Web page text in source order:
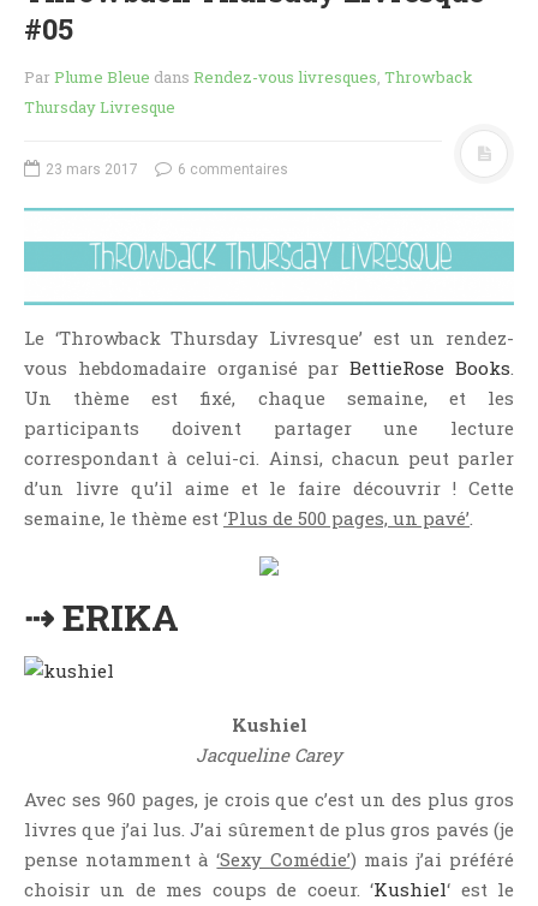
MES CRITIQUES
MES ARTICLES
RENDEZ-VOUS LIVRESQUES
SWAPS & CHALLENGES
LES TAGS
QUI SOMMES-NOUS ?
CONCOURS
LIENS
CONTACT
Articles D'Erika
Bande Dessinée
Bibliothèque De A À Z
Bilan
#05
ParPlume Bleue dans Rendez-vous livresques, Throwback
Thursday Livresque
23 mars 2017 6 commentaires
Le ‘Throwback Thursday Livresque’ est un rendez-
vous hebdomadaire organisé parBettieRose Books.
Un thème est fixé, chaque semaine, et les
participants doivent partager une lecture
correspondant à celui-ci. Ainsi, chacun peut parler
d’un livre qu’il aime et le faire découvrir ! Cette
semaine, le thème est ‘Plus de 500 pages, un pavé’.
⇢ ERIKA
Kushiel
Jacqueline Carey
Avec ses 960 pages, je crois que c’est un des plus gros
livres que j’ai lus. J’ai sûrement de plus gros pavés (je
pense notamment à‘Sexy Comédie’) mais j’ai préféré
choisir un de mes coups de coeur. ‘Kushiel‘ est le